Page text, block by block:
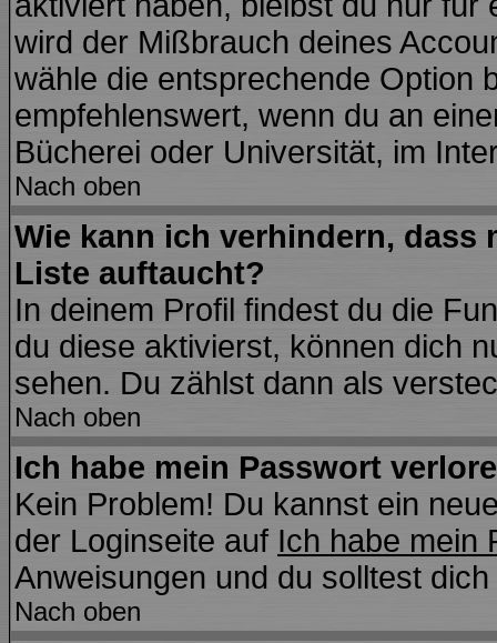
wird der Mißbrauch deines
wähle die entsprechende Option
empfehlenswert, wenn du an
Bücherei oder Universität, im
Nach oben
Wie kann ich verhindern, dass
Liste auftaucht?
In deinem Profil findest du die
du diese aktivierst, können dich
sehen. Du zählst dann als
Nach oben
Ich habe mein Passwort
Kein Problem! Du kannst ein
der Loginseite auf Ich habe mein
Anweisungen und du solltest
Nach oben